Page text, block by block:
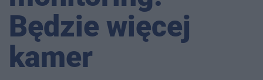
Będzie więcej
kamer